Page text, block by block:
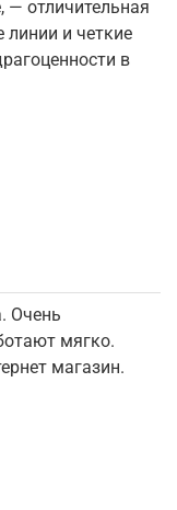
— отличительная
линии и четкие
в
Очень
мягко.
магазин.